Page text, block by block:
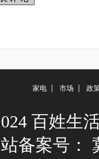
家电 市场 政
百姓生
备案号：